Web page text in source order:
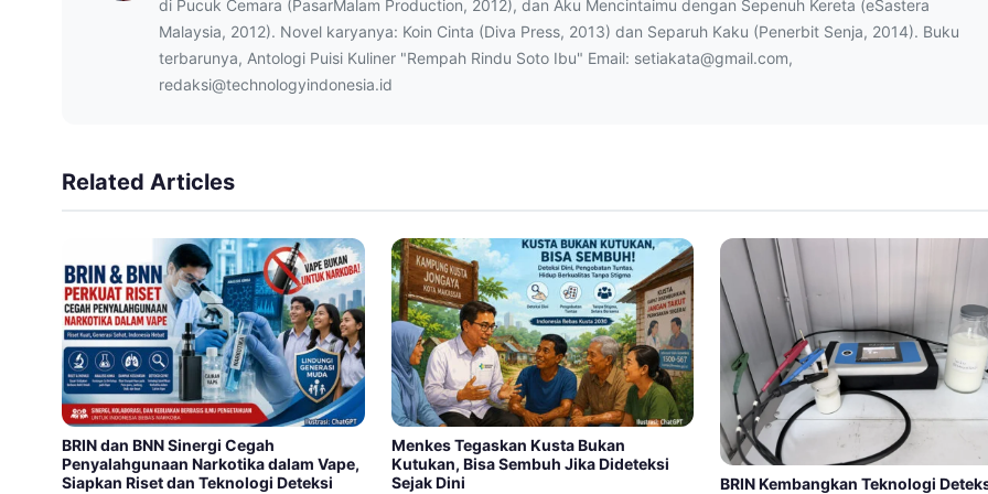
di Pucuk Cemara (PasarMalam Production, 2012), dan Aku Mencintaimu dengan Sepenuh Kereta (eSastera
Malaysia, 2012). Novel karyanya: Koin Cinta (Diva Press, 2013) dan Separuh Kaku (Penerbit Senja, 2014). Buku
terbarunya, Antologi Puisi Kuliner "Rempah Rindu Soto Ibu" Email: setiakata@gmail.com,
redaksi@technologyindonesia.id
Related Articles
BRIN dan BNN Sinergi Cegah
Penyalahgunaan Narkotika dalam Vape,
Siapkan Riset dan Teknologi Deteksi
Menkes Tegaskan Kusta Bukan
Kutukan, Bisa Sembuh Jika Dideteksi
Sejak Dini
BRIN Kembangkan Teknologi